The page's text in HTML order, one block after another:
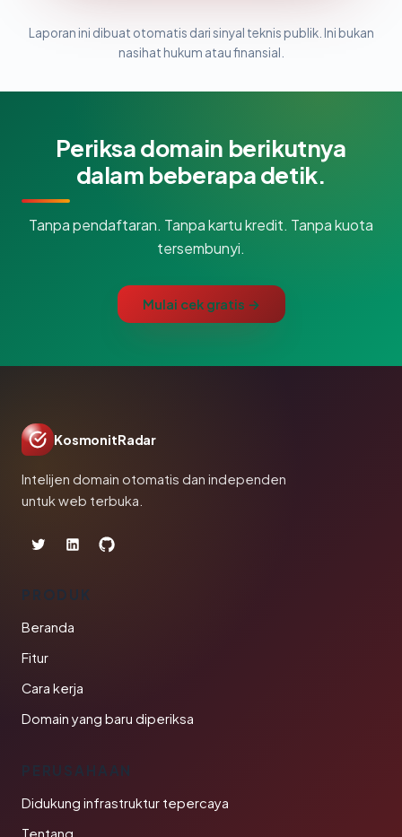
Laporan ini dibuat otomatis dari sinyal teknis publik. Ini bukan
nasihat hukum atau finansial.
Periksa domain berikutnya
dalam beberapa detik.
Tanpa pendaftaran. Tanpa kartu kredit. Tanpa kuota
tersembunyi.
Mulai cek gratis →
KosmonitRadar
Intelijen domain otomatis dan independen
untuk web terbuka.
PRODUK
Beranda
Fitur
Cara kerja
Domain yang baru diperiksa
PERUSAHAAN
Didukung infrastruktur tepercaya
Tentang